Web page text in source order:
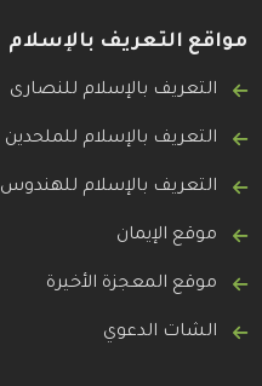
مواقع التعريف بالإسلام
التعريف بالإسلام للنصارى
التعريف بالإسلام للملحدين
التعريف بالإسلام للهندوس
موقع الإيمان
موقع المعجزة الأخيرة
الشات الدعوي